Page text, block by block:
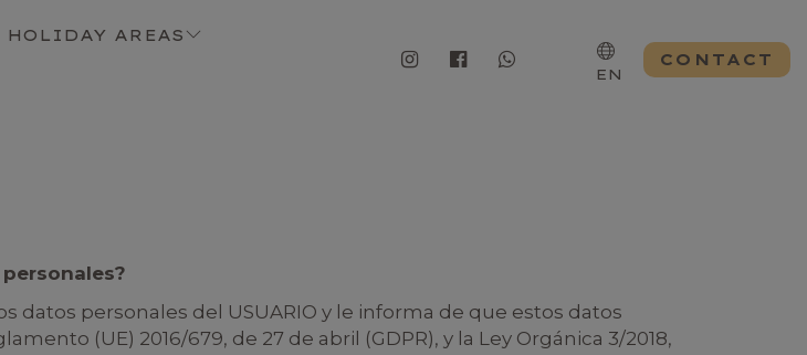
HOLIDAY AREAS
EN
CONTACT
datos personales del USUARIO y le informa de que estos datos
(UE) 2016/679, de 27 de abril (GDPR), y la Ley Orgánica 3/2018,